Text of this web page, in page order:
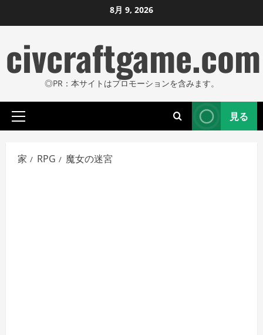
ン
ン
ツ
ス
ッ
8月 9, 2026
civcraftgame.com
◎PR：本サイトはプロモーションを含みます。
プ
イ
マ
見る
家 RPG 魔女の迷宮